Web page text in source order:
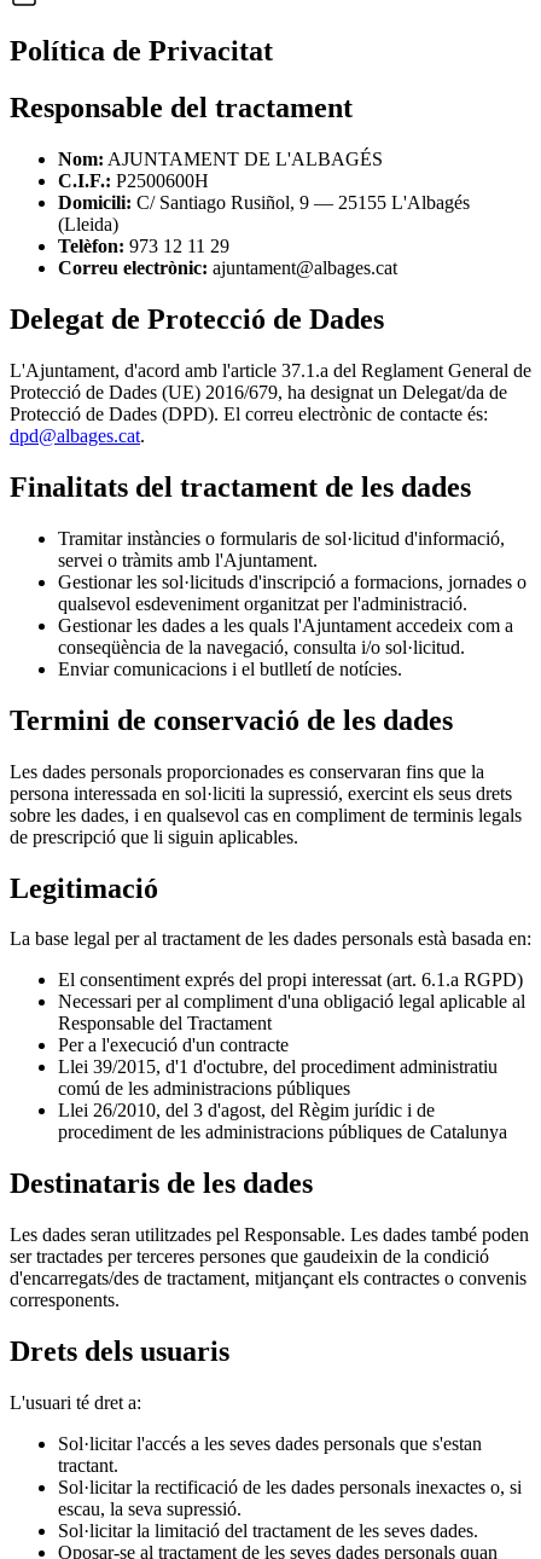
Política de Privacitat
Responsable del tractament
Nom: AJUNTAMENT DE L'ALBAGÉS
C.I.F.: P2500600H
Domicili: C/ Santiago Rusiñol, 9 — 25155 L'Albagés
(Lleida)
Telèfon: 973 12 11 29
Correu electrònic: ajuntament@albages.cat
Delegat de Protecció de Dades
L'Ajuntament, d'acord amb l'article 37.1.a del Reglament General de
Protecció de Dades (UE) 2016/679, ha designat un Delegat/da de
Protecció de Dades (DPD). El correu electrònic de contacte és:
dpd@albages.cat.
Finalitats del tractament de les dades
Tramitar instàncies o formularis de sol·licitud d'informació,
servei o tràmits amb l'Ajuntament.
Gestionar les sol·licituds d'inscripció a formacions, jornades o
qualsevol esdeveniment organitzat per l'administració.
Gestionar les dades a les quals l'Ajuntament accedeix com a
conseqüència de la navegació, consulta i/o sol·licitud.
Enviar comunicacions i el butlletí de notícies.
Termini de conservació de les dades
Les dades personals proporcionades es conservaran fins que la
persona interessada en sol·liciti la supressió, exercint els seus drets
sobre les dades, i en qualsevol cas en compliment de terminis legals
de prescripció que li siguin aplicables.
Legitimació
La base legal per al tractament de les dades personals està basada en:
El consentiment exprés del propi interessat (art. 6.1.a RGPD)
Necessari per al compliment d'una obligació legal aplicable al
Responsable del Tractament
Per a l'execució d'un contracte
Llei 39/2015, d'1 d'octubre, del procediment administratiu
comú de les administracions públiques
Llei 26/2010, del 3 d'agost, del Règim jurídic i de
procediment de les administracions públiques de Catalunya
Destinataris de les dades
Les dades seran utilitzades pel Responsable. Les dades també poden
ser tractades per terceres persones que gaudeixin de la condició
d'encarregats/des de tractament, mitjançant els contractes o convenis
corresponents.
Drets dels usuaris
L'usuari té dret a:
Sol·licitar l'accés a les seves dades personals que s'estan
tractant.
Sol·licitar la rectificació de les dades personals inexactes o, si
escau, la seva supressió.
Sol·licitar la limitació del tractament de les seves dades.
Oposar-se al tractament de les seves dades personals quan